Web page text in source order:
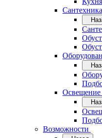
Сантехника
Освещение
Возможности